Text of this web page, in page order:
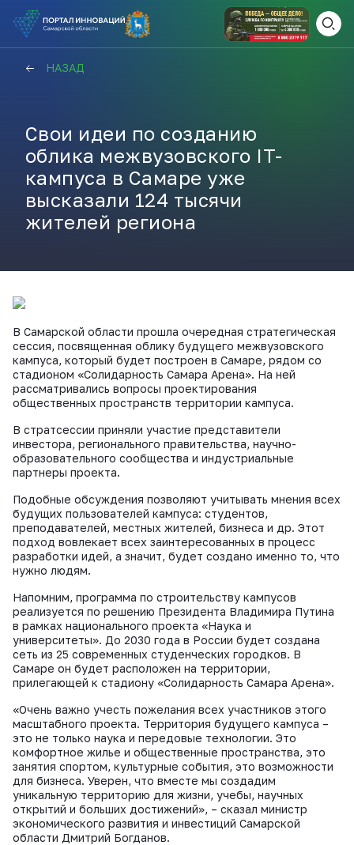
НАЗАД
Свои идеи по созданию
облика межвузовского IT-
кампуса в Самаре уже
высказали 124 тысячи
жителей региона
В Самарской области прошла очередная стратегическая
сессия, посвященная облику будущего межвузовского
кампуса, который будет построен в Самаре, рядом со
стадионом «Солидарность Самара Арена». На ней
рассматривались вопросы проектирования
общественных пространств территории кампуса.
В стратсессии приняли участие представители
инвестора, регионального правительства, научно-
образовательного сообщества и индустриальные
партнеры проекта.
Подобные обсуждения позволяют учитывать мнения всех
будущих пользователей кампуса: студентов,
преподавателей, местных жителей, бизнеса и др. Этот
подход вовлекает всех заинтересованных в процесс
разработки идей, а значит, будет создано именно то, что
нужно людям.
Напомним, программа по строительству кампусов
реализуется по решению Президента Владимира Путина
в рамках национального проекта «Наука и
университеты». До 2030 года в России будет создана
сеть из 25 современных студенческих городков. В
Самаре он будет расположен на территории,
прилегающей к стадиону «Солидарность Самара Арена».
«Очень важно учесть пожелания всех участников этого
масштабного проекта. Территория будущего кампуса –
это не только наука и передовые технологии. Это
комфортное жилье и общественные пространства, это
занятия спортом, культурные события, это возможности
для бизнеса. Уверен, что вместе мы создадим
уникальную территорию для жизни, учебы, научных
открытий и больших достижений», – сказал министр
экономического развития и инвестиций Самарской
области Дмитрий Богданов.
Актуальные конкурсы
Анонсы публикаций
Новости компании
ЗАКРЫТЬ
ВАМ СЮДА
ПОЛЕЗНЫЕ СТАТЬИ И
НОВОСТИКАЖДЫЙ ДЕНЬ
ПОДПИСЫВАЙТЕСЬ
ВКонтакте